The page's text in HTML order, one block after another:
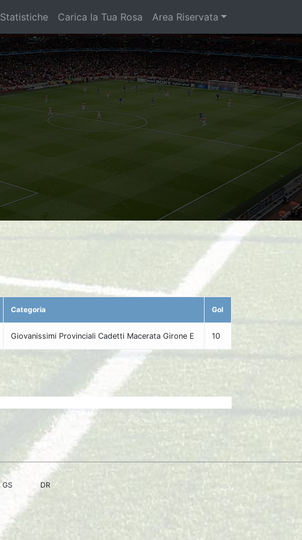
Statistiche Carica la Tua Rosa Area Riservata
Categoria Gol
Giovanissimi Provinciali Cadetti Macerata Girone E 10
GS DR